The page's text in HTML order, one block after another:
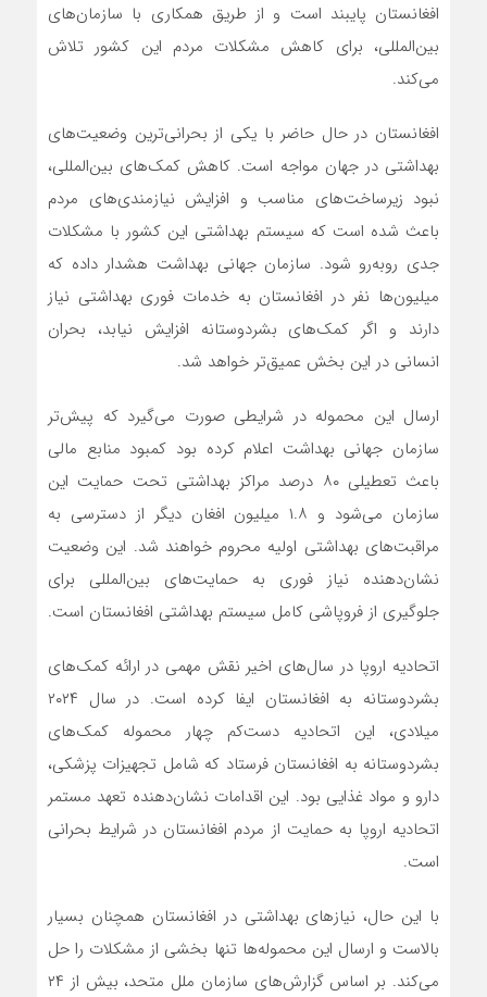
افغانستان پایبند است و از طریق همکاری با سازمان‌های
بین‌المللی، برای کاهش مشکلات مردم این کشور تلاش
می‌کند.
افغانستان در حال حاضر با یکی از بحرانی‌ترین وضعیت‌های
بهداشتی در جهان مواجه است. کاهش کمک‌های بین‌المللی،
نبود زیرساخت‌های مناسب و افزایش نیازمندی‌های مردم
باعث شده است که سیستم بهداشتی این کشور با مشکلات
جدی روبه‌رو شود. سازمان جهانی بهداشت هشدار داده که
میلیون‌ها نفر در افغانستان به خدمات فوری بهداشتی نیاز
دارند و اگر کمک‌های بشردوستانه افزایش نیابد، بحران
انسانی در این بخش عمیق‌تر خواهد شد.
ارسال این محموله در شرایطی صورت می‌گیرد که پیش‌تر
سازمان جهانی بهداشت اعلام کرده بود کمبود منابع مالی
باعث تعطیلی ۸۰ درصد مراکز بهداشتی تحت حمایت این
سازمان می‌شود و ۱.۸ میلیون افغان دیگر از دسترسی به
مراقبت‌های بهداشتی اولیه محروم خواهند شد. این وضعیت
نشان‌دهنده نیاز فوری به حمایت‌های بین‌المللی برای
جلوگیری از فروپاشی کامل سیستم بهداشتی افغانستان است.
اتحادیه اروپا در سال‌های اخیر نقش مهمی در ارائه کمک‌های
بشردوستانه به افغانستان ایفا کرده است. در سال ۲۰۲۴
میلادی، این اتحادیه دست‌کم چهار محموله کمک‌های
بشردوستانه به افغانستان فرستاد که شامل تجهیزات پزشکی،
دارو و مواد غذایی بود. این اقدامات نشان‌دهنده تعهد مستمر
اتحادیه اروپا به حمایت از مردم افغانستان در شرایط بحرانی
است.
با این حال، نیازهای بهداشتی در افغانستان همچنان بسیار
بالاست و ارسال این محموله‌ها تنها بخشی از مشکلات را حل
می‌کند. بر اساس گزارش‌های سازمان ملل متحد، بیش از ۲۴